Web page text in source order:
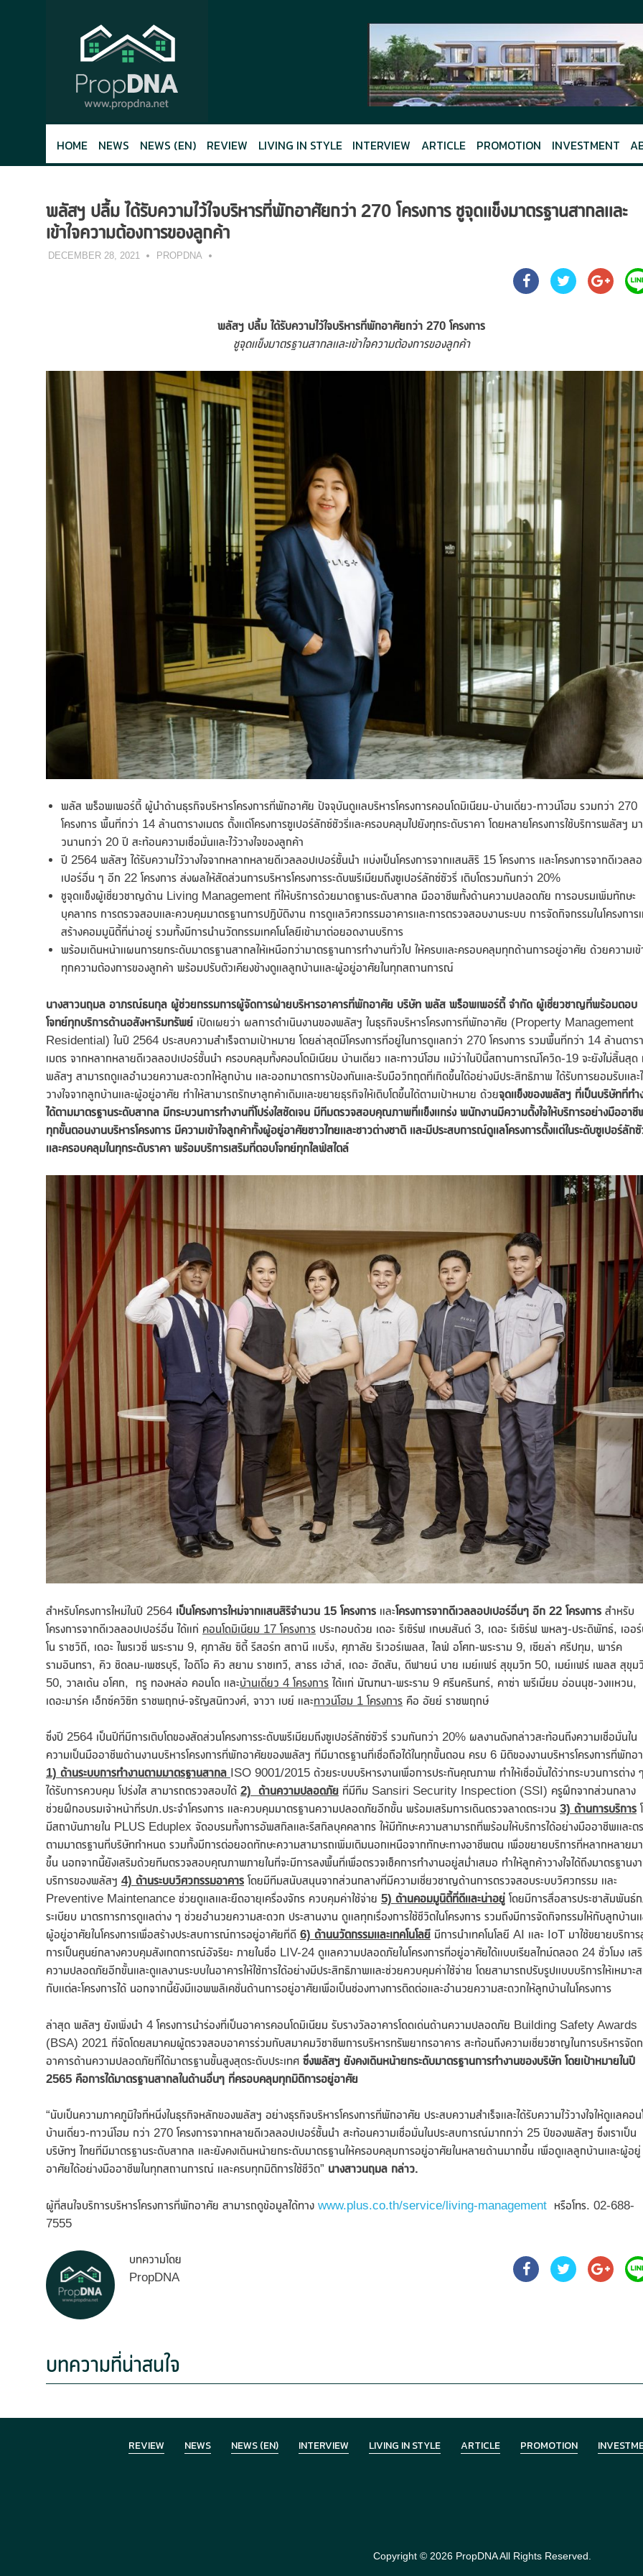
HOME NEWS NEWS (EN) REVIEW LIVING IN STYLE INTERVIEW ARTICLE PROMOTION INVESTMENT
พลัสฯ ปลื้ม ได้รับความไว้ใจบริหารที่พักอาศัยกว่า 270 โครงการ ชูจุดแข็งมาตรฐานสากลและ
เข้าใจความต้องการของลูกค้า
DECEMBER 28, 2021 PROPDNA
พลัสฯ ปลื้ม ได้รับความไว้ใจบริหารที่พักอาศัยกว่า270 โครงการ
ชูจุดแข็งมาตรฐานสากลและเข้าใจความต้องการของลูกค้า
พลัส พร็อพเพอร์ตี้ ผู้นำด้านธุรกิจบริหารโครงการที่พักอาศัย ปัจจุบันดูแลบริหารโครงการคอนโดมิเนียม-บ้านเดี่ยว-ทาวน์โฮม รวมกว่า 270
โครงการ พื้นที่กว่า 14 ล้านตารางเมตร ตั้งแต่โครงการซูเปอร์ลักซ์ชัวรี่และครอบคลุมไปยังทุกระดับราคา โดยหลายโครงการใช้บริการพลัสฯ ม
วนานกว่า 20 ปี สะท้อนความเชื่อมั่นและไว้วางใจของลูกค้า
ปี 2564 พลัสฯ ได้รับความไว้วางใจจากหลากหลายดีเวลลอปเปอร์ชั้นนำ แบ่งเป็นโครงการจากแสนสิริ 15 โครงการ และโครงการจากดีเวลล
เปอร์อื่น ๆ อีก 22 โครงการ ส่งผลให้สัดส่วนการบริหารโครงการระดับพรีเมียมถึงซูเปอร์ลักซ์ซัวรี่ เติบโตรวมกันกว่า 20%
ชูจุดแข็งผู้เชี่ยวชาญด้าน Living Management ที่ให้บริการด้วยมาตฐานระดับสากล มืออาชีพทั้งด้านความปลอดภัย การอบรมเพิ่มทักษะ
บุคลากร การตรวจสอบและควบคุมมาตรฐานการปฏิบัติงาน การดูแลวิศวกรรมอาคารและการตรวจสอบงานระบบ การจัดกิจกรรมในโครงการ
สร้างคอมมูนิตี้ที่น่าอยู่ รวมทั้งมีการนำนวัตกรรมเทคโนโลยีเข้ามาต่อยอดงานบริการ
พร้อมเดินหน้าแผนการยกระดับมาตรฐานสากลให้เหนือกว่ามาตรฐานการทำงานทั่วไป ให้ครบและครอบคลุมทุกด้านการอยู่อาศัย ด้วยความเข้
ทุกความต้องการของลูกค้า พร้อมปรับตัวเคียงข้างดูแลลูกบ้านและผู้อยู่อาศัยในทุกสถานการณ์
นางสาวนฤมล อาภรณ์ธนกุล ผู้ช่วยกรรมการผู้จัดการฝ่ายบริหารอาคารที่พักอาศัย บริษัท พลัส พร็อพเพอร์ตี้ จำกัด ผู้เชี่ยวชาญที่พร้อมตอบ
โจทย์ทุกบริการด้านอสังหาริมทรัพย์เปิดเผยว่า ผลการดำเนินงานของพลัสฯ ในธุรกิจบริหารโครงการที่พักอาศัย (Property Management
Residential) ในปี 2564 ประสบความสำเร็จตามเป้าหมาย โดยล่าสุดมีโครงการที่อยู่ในการดูแลกว่า 270 โครงการ รวมพื้นที่กว่า 14 ล้านตาร
เมตร จากหลากหลายดีเวลลอปเปอร์ชั้นนำ ครอบคลุมทั้งคอนโดมิเนียม บ้านเดี่ยว และทาวน์โฮม แม้ว่าในปีนี้สถานการณ์โควิด-19 จะยังไม่สิ้นสุด
พลัสฯ สามารถดูแลอำนวยความสะดวกให้ลูกบ้าน และออกมาตรการป้องกันและรับมือวิกฤตที่เกิดขึ้นได้อย่างมีประสิทธิภาพ ได้รับการยอมรับและ
วางใจจากลูกบ้านและผู้อยู่อาศัย ทำให้สามารถรักษาลูกค้าเดิมและขยายธุรกิจให้เติบโตขึ้นได้ตามเป้าหมาย ด้วยจุดแข็งของพลัสฯ ที่เป็นบริษัทที่ทำ
ได้ตามมาตรฐานระดับสากล มีกระบวนการทำงานที่โปร่งใสชัดเจน มีทีมตรวจสอบคุณภาพที่แข็งแกร่ง พนักงานมีความตั้งใจให้บริการอย่างมืออาชี
ทุกขั้นตอนงานบริหารโครงการ มีความเข้าใจลูกค้าทั้งผู้อยู่อาศัยชาวไทยและชาวต่างชาติ และมีประสบการณ์ดูแลโครงการตั้งแต่ในระดับซูเปอร์ลักซั
และครอบคลุมในทุกระดับราคา พร้อมบริการเสริมที่ตอบโจทย์ทุกไลฟ์สไตล์
สำหรับโครงการใหม่ในปี 2564 เป็นโครงการใหม่จากแสนสิริจำนวน 15 โครงการ และโครงการจากดีเวลลอปเปอร์อื่นๆ อีก 22 โครงการ สำหรับ
โครงการจากดีเวลลอปเปอร์อื่น ได้แก่ คอนโดมิเนียม 17 โครงการ ประกอบด้วย เดอะ รีเซิร์ฟ เกษมสันต์ 3, เดอะ รีเซิร์ฟ พหลฯ-ประดิพัทธ์, เออ
โน ราชวิถี, เดอะ ไพรเวซี่ พระราม 9, ศุภาลัย ซิตี้ รีสอร์ท สถานี แบริ่ง, ศุภาลัย ริเวอร์เพลส, ไลฟ์ อโศก-พระราม 9, เซียล่า ศรีปทุม, พาร์ค
รามอินทรา, คิว ชิดลม-เพชรบุรี, ไอดิโอ คิว สยาม ราชเทวี, สาธร เฮ้าส์, เดอะ ฮัดสัน, ดีฟายน์ บาย เมย์แฟร์ สุขุมวิท 50, เมย์แฟร์ เพลส สุขุม
50, วาลเด้น อโศก, ทรู ทองหล่อ คอนโด และบ้านเดี่ยว 4 โครงการ ได้แก่ มัณฑนา-พระราม 9 ศรีนครินทร์, คาซ่า พรีเมี่ยม อ่อนนุช-วงแหวน,
เดอะมาร์ค เอ็กซ์ควิซิท ราชพฤกษ์-จรัญสนิทวงศ์, จาวา เบย์ และทาวน์โฮม 1 โครงการ คือ อัยย์ ราชพฤกษ์
ซึ่งปี 2564 เป็นปีที่มีการเติบโตของสัดส่วนโครงการระดับพรีเมียมถึงซูเปอร์ลักซ์ซัวรี่ รวมกันกว่า 20% ผลงานดังกล่าวสะท้อนถึงความเชื่อมั่นใน
ความเป็นมืออาชีพด้านงานบริหารโครงการที่พักอาศัยของพลัสฯ ที่มีมาตรฐานที่เชื่อถือได้ในทุกขั้นตอน ครบ 6 มิติของงานบริหารโครงการที่พักอ
1) ด้านระบบการทำงานตามมาตรฐานสากล ISO 9001/2015 ด้วยระบบบริหารงานเพื่อการประกันคุณภาพ ทำให้เชื่อมั่นได้ว่ากระบวนการต่าง ๆ
ได้รับการควบคุม โปร่งใส สามารถตรวจสอบได้ 2) ด้านความปลอดภัย ที่มีทีม Sansiri Security Inspection (SSI) ครูฝึกจากส่วนกลาง
ช่วยฝึกอบรมเจ้าหน้าที่รปภ.ประจำโครงการ และควบคุมมาตรฐานความปลอดภัยอีกขั้น พร้อมเสริมการเดินตรวจลาดตระเวน 3) ด้านการบริการ
มีสถาบันภายใน PLUS Eduplex จัดอบรมทั้งการอัพสกิลและรีสกิลบุคคลากร ให้มีทักษะความสามารถที่พร้อมให้บริการได้อย่างมืออาชีพและต
ตามมาตรฐานที่บริษัทกำหนด รวมทั้งมีการต่อยอดทักษะความสามารถเพิ่มเติมนอกเหนือจากทักษะทางอาชีพตน เพื่อขยายบริการที่หลากหลายม
ขึ้น นอกจากนี้ยังเสริมด้วยทีมตรวจสอบคุณภาพภายในที่จะมีการลงพื้นที่เพื่อตรวจเช็คการทำงานอยู่สม่ำเสมอ ทำให้ลูกค้าวางใจได้ถึงมาตรฐานง
บริการของพลัสฯ 4) ด้านระบบวิศวกรรมอาคาร โดยมีทีมสนับสนุนจากส่วนกลางที่มีความเชี่ยวชาญด้านการตรวจสอบระบบวิศวกรรม และ
Preventive Maintenance ช่วยดูแลและยืดอายุเครื่องจักร ควบคุมค่าใช้จ่าย 5) ด้านคอมมูนิตี้ที่ดีและน่าอยู่ โดยมีการสื่อสารประชาสัมพันธ์
ระเบียบ มาตรการการดูแลต่าง ๆ ช่วยอำนวยความสะดวก ประสานงาน ดูแลทุกเรื่องการใช้ชีวิตในโครงการ รวมถึงมีการจัดกิจกรรมให้กับลูกบ้าน
ผู้อยู่อาศัยในโครงการเพื่อสร้างประสบการณ์การอยู่อาศัยที่ดี 6) ด้านนวัตกรรมและเทคโนโลยี มีการนำเทคโนโลยี AI และ IoT มาใช้ขยายบริการ
การเป็นศูนย์กลางควบคุมสังเกตการณ์อัจริยะ ภายในชื่อ LIV-24 ดูแลความปลอดภัยในโครงการที่อยู่อาศัยได้แบบเรียลไทม์ตลอด 24 ชั่วโมง เส
ความปลอดภัยอีกขั้นและดูแลงานระบบในอาคารให้ใช้การได้อย่างมีประสิทธิภาพและช่วยควบคุมค่าใช้จ่าย โดยสามารถปรับรูปแบบบริการให้เหมาะ
กับแต่ละโครงการได้ นอกจากนี้ยังมีแอพพลิเคชั่นด้านการอยู่อาศัยเพื่อเป็นช่องทางการติดต่อและอำนวยความสะดวกให้ลูกบ้านในโครงการ
ล่าสุด พลัสฯ ยังเพิ่งนำ 4 โครงการนำร่องที่เป็นอาคารคอนโดมิเนียม รับรางวัลอาคารโดดเด่นด้านความปลอดภัย Building Safety Awards
(BSA) 2021 ที่จัดโดยสมาคมผู้ตรวจสอบอาคารร่วมกับสมาคมวิชาชีพการบริหารทรัพยากรอาคาร สะท้อนถึงความเชี่ยวชาญในการบริหารจัด
อาคารด้านความปลอดภัยที่ได้มาตรฐานขั้นสูงสุดระดับประเทศ ซึ่งพลัสฯ ยังคงเดินหน้ายกระดับมาตรฐานการทำงานของบริษัท โดยเป้าหมายในปี
2565 คือการได้มาตรฐานสากลในด้านอื่นๆ ที่ครอบคลุมทุกมิติการอยู่อาศัย
“นับเป็นความภาคภูมิใจที่หนึ่งในธุรกิจหลักของพลัสฯ อย่างธุรกิจบริหารโครงการที่พักอาศัย ประสบความสำเร็จและได้รับความไว้วางใจให้ดูแลคอน
บ้านเดี่ยว-ทาวน์โฮม กว่า 270 โครงการจากหลายดีเวลลอปเปอร์ชั้นนำ สะท้อนความเชื่อมั่นในประสบการณ์มากกว่า 25 ปีของพลัสฯ ซึ่งเราเป็น
บริษัทฯ ไทยที่มีมาตรฐานระดับสากล และยังคงเดินหน้ายกระดับมาตรฐานให้ครอบคลุมการอยู่อาศัยในหลายด้านมากขึ้น เพื่อดูแลลูกบ้านและผู้อยู่
อาศัยได้อย่างมืออาชีพในทุกสถานการณ์ และครบทุกมิติการใช้ชีวิต” นางสาวนฤมล กล่าว.
ผู้ที่สนใจบริการบริหารโครงการที่พักอาศัย สามารถดูข้อมูลได้ทาง www.plus.co.th/service/living-management หรือโทร. 02-688-
7555
บทความโดย
PropDNA
บทความที่น่าสนใจ
REVIEW NEWS NEWS (EN) INTERVIEW LIVING IN STYLE ARTICLE PROMOTION
Copyright © 2026 PropDNAAll Rights Reserved.